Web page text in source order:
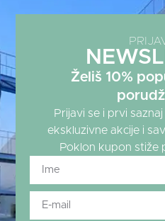
Želiš 10%
Prijavi se i prvi
ekskluzivne akcije i
Poklon kupon stiže